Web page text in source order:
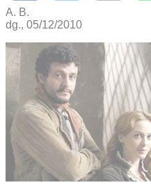
A. B.
dg., 05/12/2010